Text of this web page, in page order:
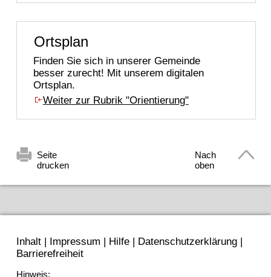
Ortsplan
Finden Sie sich in unserer Gemeinde
besser zurecht! Mit unserem digitalen
Ortsplan.
Weiter zur Rubrik "Orientierung"
Seite
drucken
Nach
oben
Inhalt| Impressum Hilfe| Datenschutzerklärung|
Barrierefreiheit
Hinweis: